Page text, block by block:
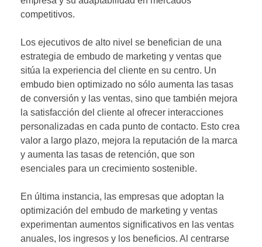
competitivos.
Los ejecutivos de alto nivel se benefician de una
estrategia de embudo de marketing y ventas que
sitúa la experiencia del cliente en su centro. Un
embudo bien optimizado no sólo aumenta las tasas
de conversión y las ventas, sino que también mejora
la satisfacción del cliente al ofrecer interacciones
personalizadas en cada punto de contacto. Esto crea
valor a largo plazo, mejora la reputación de la marca
y aumenta las tasas de retención, que son
esenciales para un crecimiento sostenible.
En última instancia, las empresas que adoptan la
optimización del embudo de marketing y ventas
experimentan aumentos significativos en las ventas
anuales, los ingresos y los beneficios. Al centrarse